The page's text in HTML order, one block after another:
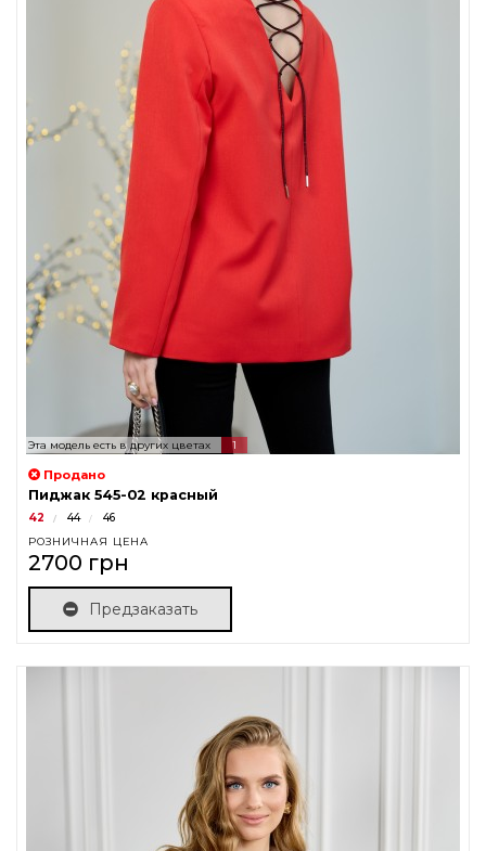
Эта модель есть в других цветах 1
Продано
Пиджак 545-02 красный
42 44 46
РОЗНИЧНАЯ ЦЕНА
2700 грн
Предзаказать